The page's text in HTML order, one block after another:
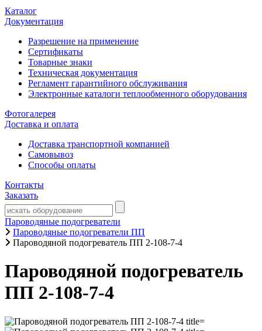
Каталог
Документация
Разрешение на применение
Сертификаты
Товарные знаки
Техническая документация
Регламент гарантийного обслуживания
Электронные каталоги теплообменного оборудования
Фотогалерея
Доставка и оплата
Доставка транспортной компанией
Самовывоз
Способы оплаты
Контакты
Заказать
Пароводяные подогреватели
Пароводяные подогреватели ПП
Пароводяной подогреватель ПП 2-108-7-4
Пароводяной подогреватель
ПП 2-108-7-4